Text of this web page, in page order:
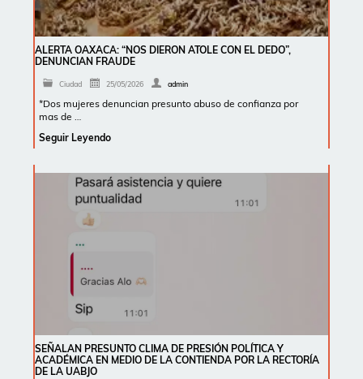
ALERTA OAXACA: “NOS DIERON ATOLE CON EL DEDO”,
DENUNCIAN FRAUDE
Ciudad 25/05/2026 admin
*Dos mujeres denuncian presunto abuso de confianza por
mas de …
Seguir Leyendo
SEÑALAN PRESUNTO CLIMA DE PRESIÓN POLÍTICA Y
ACADÉMICA EN MEDIO DE LA CONTIENDA POR LA RECTORÍA
DE LA UABJO